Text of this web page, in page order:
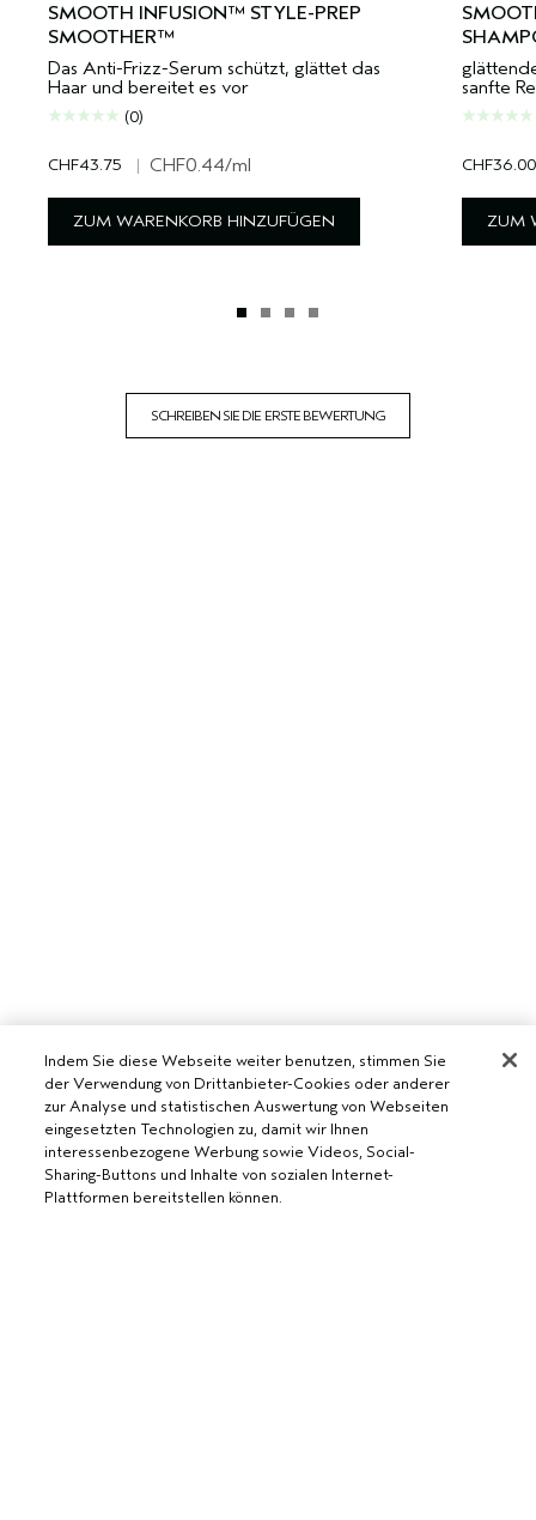
SMOOTH INFUSION™ STYLE-PREP
SMOOTHER™
Das Anti-Frizz-Serum schützt, glättet das
Haar und bereitet es vor
(0)
CHF43.75 | CHF0.44/ml
ZUM WARENKORB HINZUFÜGEN
sanfte
CHF36.00
ZUM
SCHREIBEN SIE DIE ERSTE BEWERTUNG
AVEDA SALON WERDEN
WERDE EIN AVEDA-SALON
BENÖTIGST DU HILFE?
RUFE UNS AN +41315280239
CHATTE MIT UNS
ALLGEMEINES
Indem Sie diese Webseite weiter benutzen, stimmen Sie
der Verwendung von Drittanbieter-Cookies oder anderer
zur Analyse und statistischen Auswertung von Webseiten
eingesetzten Technologien zu, damit wir Ihnen
interessenbezogene Werbung sowie Videos, Social-
Sharing-Buttons und Inhalte von sozialen Internet-
Plattformen bereitstellen können.